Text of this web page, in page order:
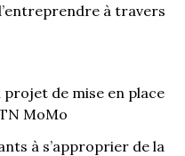
à travers
de mise en place
MoMo
à s’approprier de la